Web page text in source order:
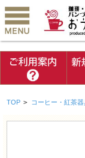
TOP > コーヒー・紅茶器